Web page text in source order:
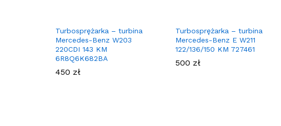
Turbosprężarka – turbina
Mercedes-Benz W203
220CDI 143 KM
6R8Q6K682BA
450 zł
Turbosprężarka – turbina
Mercedes-Benz E W211
122/136/150 KM 727461
500 zł